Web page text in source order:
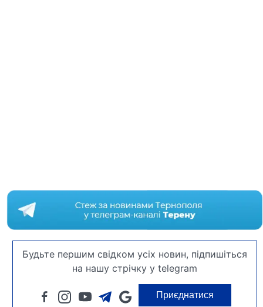
Будьте першим свідком усіх новин, підпишіться
на нашу стрічку у telegram
Приєднатися